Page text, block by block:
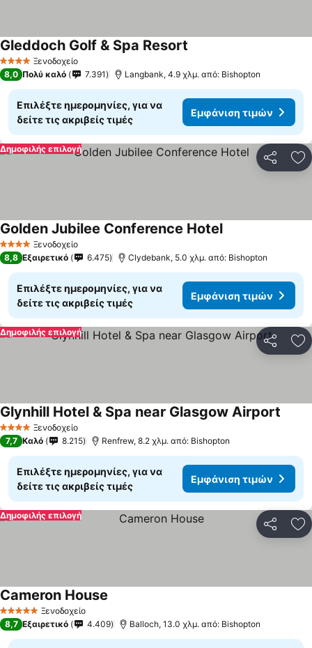
4 ΑστέριαΞενοδοχείο
Gleddoch Golf & Spa Resort
8,0 Πολύ καλό 7.391 Langbank, 4.9 χλμ. από: Bishopton
Επιλέξτε ημερομηνίες, για να
δείτε τις ακριβείς τιμές
Εμφάνιση τιμών
Δημοφιλής επιλογή
4 ΑστέριαΞενοδοχείο
Golden Jubilee Conference Hotel
8,8 Εξαιρετικό 6.475 Clydebank, 5.0 χλμ. από: Bishopton
Επιλέξτε ημερομηνίες, για να
δείτε τις ακριβείς τιμές
Εμφάνιση τιμών
Δημοφιλής επιλογή
4 ΑστέριαΞενοδοχείο
Glynhill Hotel & Spa near Glasgow Airport
7,7 Καλό 8.215 Renfrew, 8.2 χλμ. από: Bishopton
Επιλέξτε ημερομηνίες, για να
δείτε τις ακριβείς τιμές
Εμφάνιση τιμών
Δημοφιλής επιλογή
5 Αστέρια Ξενοδοχείο
Cameron House
8,7 Εξαιρετικό 4.409 Balloch, 13.0 χλμ. από: Bishopton